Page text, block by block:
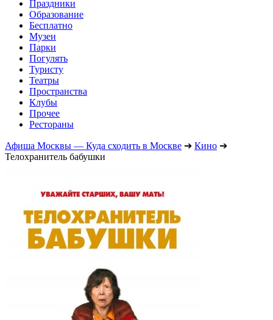
Праздники
Образование
Бесплатно
Музеи
Парки
Погулять
Туристу
Театры
Пространства
Клубы
Прочее
Рестораны
Афиша Москвы — Куда сходить в Москве ➔ Кино ➔
Телохранитель бабушки